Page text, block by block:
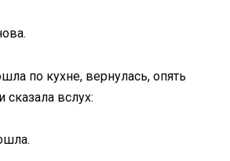
по кухне, вернулась, опять
сказала вслух: